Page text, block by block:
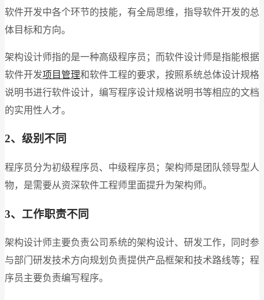
软件开发中各个环节的技能，有全局思维，指导软件开发的总
体目标和方向。
架构设计师指的是一种高级程序员；而软件设计师是指能根据
软件开发项目管理和软件工程的要求，按照系统总体设计规格
说明书进行软件设计，编写程序设计规格说明书等相应的文档
的实用性人才。
2、级别不同
程序员分为初级程序员、中级程序员；架构师是团队领导型人
物，是需要从资深软件工程师里面提升为架构师。
3、工作职责不同
架构设计师主要负责公司系统的架构设计、研发工作，同时参
与部门研发技术方向规划负责提供产品框架和技术路线等；程
序员主要负责编写程序。